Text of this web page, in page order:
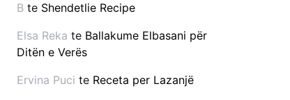
B te Shendetlie Recipe
Elsa Reka te Ballakume Elbasani për
Ditën e Verës
Ervina Puci te Receta per Lazanjë